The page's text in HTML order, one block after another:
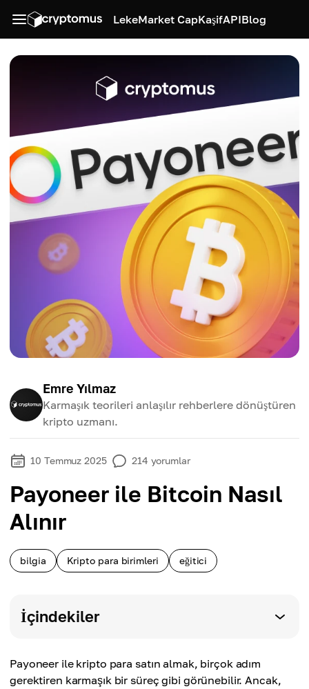
LekeMarket CapKaşifAPIBlog
Emre Yılmaz
Karmaşık teorileri anlaşılır rehberlere dönüştüren
kripto uzmanı.
10 Temmuz 2025 214 yorumlar
Payoneer ile Bitcoin Nasıl
Alınır
bilgia Kripto para birimleri eğitici
İçindekiler
Payoneer ile kripto para satın almak, birçok adım
gerektiren karmaşık bir süreç gibi görünebilir. Ancak,